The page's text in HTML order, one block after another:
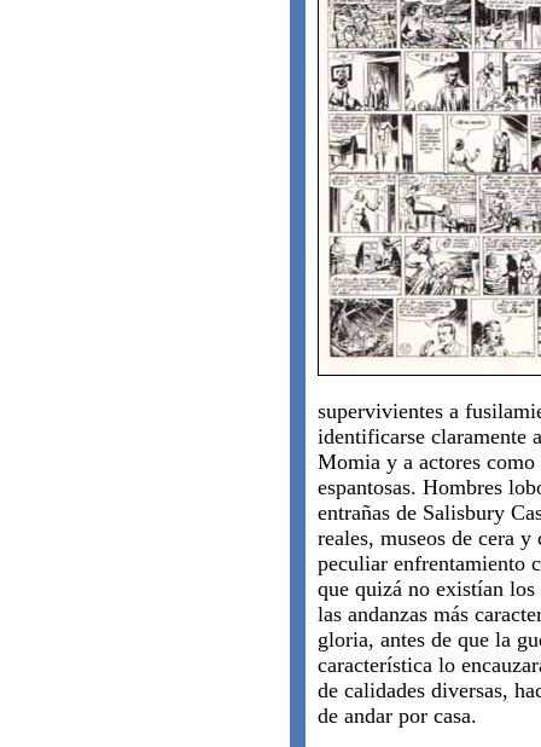
supervivientes a
identificarse claramente
Momia y a actores
espantosas. Hombres
entrañas de Salisbury
reales, museos de cera y
peculiar enfrentamiento
que quizá no existían
las andanzas más
gloria, antes de que la
característica lo
de calidades diversas,
de andar por casa.